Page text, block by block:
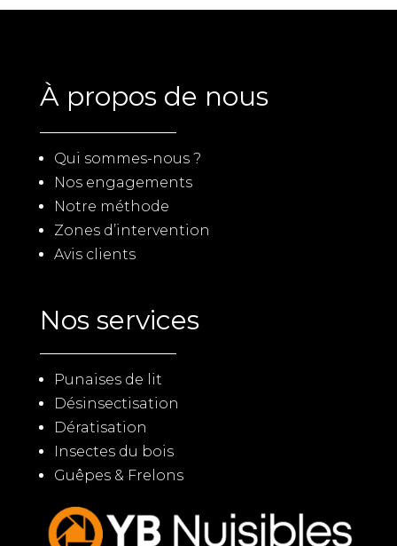
À propos de nous
Qui sommes-nous ?
Nos engagements
Notre méthode
Zones d’intervention
Avis clients
Nos services
Punaises de lit
Désinsectisation
Dératisation
Insectes du bois
Guêpes & Frelons